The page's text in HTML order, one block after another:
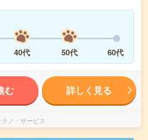
40代 50代 60代
む 詳しく見る
ノ・サービス